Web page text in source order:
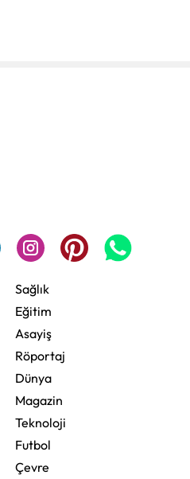
Sağlık
Eğitim
Asayiş
Röportaj
Dünya
Magazin
Teknoloji
Futbol
Çevre